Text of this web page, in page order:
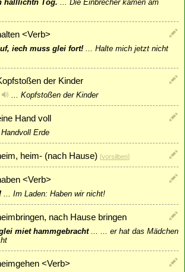
halllichtn Tog. ... Die Einbrecher kamen am
<Verb>
iech muss glei fort! ... Halte mich jetzt nicht
der Kinder
... Kopfstoßen der Kinder
Hand voll
Erde
heim- (nach Hause) [vorsilben]
<Verb>
... Im Laden: Haben wir nicht!
nach Hause bringen
miet hammgebracht... ... er hat das Mädchen
<Verb>